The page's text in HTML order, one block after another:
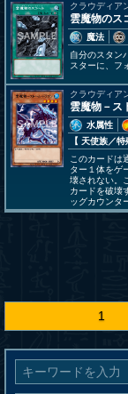
クラウディア
雲魔物のス
魔法
自分のスタン
スターに、フ
クラウディア
雲魔物－ス
水属性
【 天使族／
このカードは
ター１体をゲ
壊されない。
カードを破壊
ッグカウンタ
1